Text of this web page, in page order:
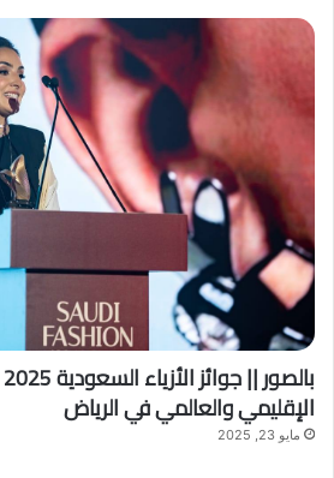
الإقليمي والعالمي في الرياض
مايو 23, 2025